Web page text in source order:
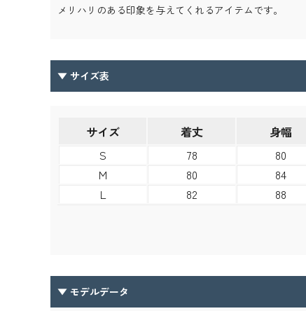
メリハリのある印象を与えてくれるアイテムです。
▼ サイズ表
サイズ 着丈 身幅
S
78 80
M
80 84
L
82 88
▼ モデルデータ